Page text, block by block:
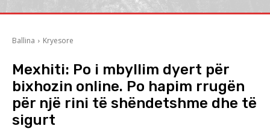
Ballina Kryesore
Mexhiti: Po i mbyllim dyert për
bixhozin online. Po hapim rrugën
për një rini të shëndetshme dhe të
sigurt